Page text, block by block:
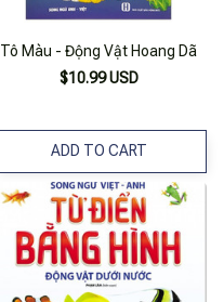
Tô Màu - Động Vật Hoang Dã
$10.99 USD
ADD TO CART